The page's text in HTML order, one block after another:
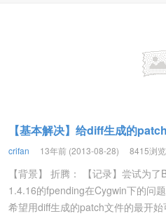
【基本解决】给diff生成的
crifan 13年前 (2013-08-28) 8415浏览
【背景】 折腾： 【记录】尝试为
1.4.16的fpending在Cygwin下的问
希望用diff生成的patch文件的最开